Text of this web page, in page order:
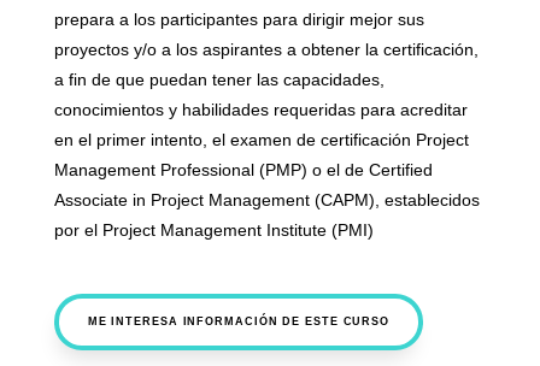
prepara a los participantes para dirigir mejor sus
proyectos y/o a los aspirantes a obtener la certificación,
a fin de que puedan tener las capacidades,
conocimientos y habilidades requeridas para acreditar
en el primer intento, el examen de certificación Project
Management Professional (PMP) o el de Certified
Associate in Project Management (CAPM), establecidos
por el Project Management Institute (PMI)
ME INTERESA INFORMACIÓN DE ESTE CURSO